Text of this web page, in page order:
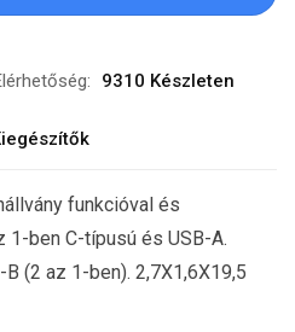
9310 Készleten
funkcióval és
ben C-típusú és USB-A.
(2 az 1-ben). 2,7X1,6X19,5